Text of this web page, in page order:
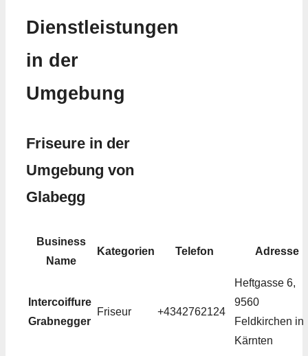
Dienstleistungen
in der
Umgebung
Friseure in der
Umgebung von
Glabegg
Business
Name
Kategorien Telefon Adresse
Intercoiffure
Grabnegger
Friseur +4342762124
Heftgasse 6,
9560
Feldkirchen in
Kärnten